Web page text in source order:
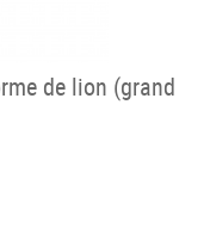
de lion (grand